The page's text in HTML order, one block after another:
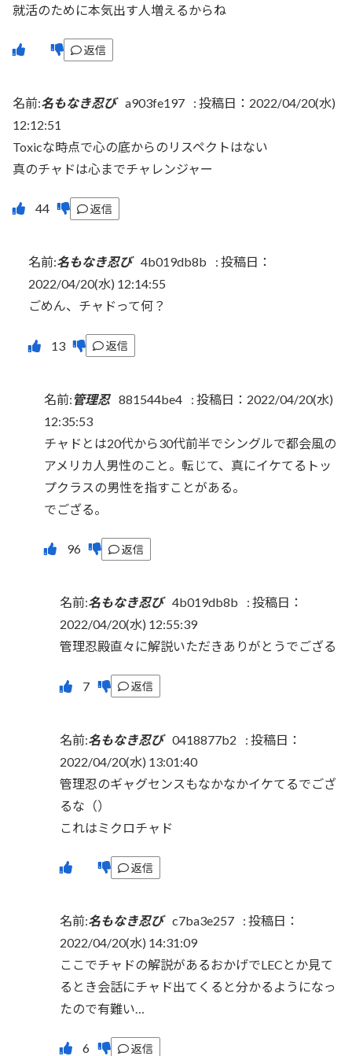
就活のために本気出す人増えるからね
返信
名前:名もなき忍び a903fe197 : 投稿日：2022/04/20(水)
12:12:51
Toxicな時点で心の底からのリスペクトはない
真のチャドは心までチャレンジャー
返信
名前:名もなき忍び 4b019db8b : 投稿日：
2022/04/20(水) 12:14:55
ごめん、チャドって何？
返信
名前:管理忍 881544be4 : 投稿日：2022/04/20(水)
12:35:53
チャドとは20代から30代前半でシングルで都会風の
アメリカ人男性のこと。転じて、真にイケてるトッ
プクラスの男性を指すことがある。
でござる。
返信
名前:名もなき忍び 4b019db8b : 投稿日：
2022/04/20(水) 12:55:39
管理忍殿直々に解説いただきありがとうでござる
返信
名前:名もなき忍び 0418877b2 : 投稿日：
2022/04/20(水) 13:01:40
管理忍のギャグセンスもなかなかイケてるでござ
るな（）
これはミクロチャド
返信
名前:名もなき忍び c7ba3e257 : 投稿日：
2022/04/20(水) 14:31:09
ここでチャドの解説があるおかげでLECとか見て
るとき会話にチャド出てくると分かるようになっ
たので有難い…
返信